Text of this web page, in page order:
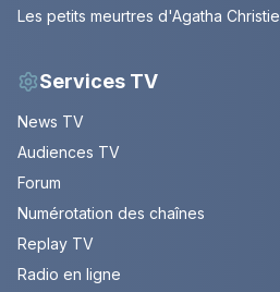
Les petits meurtres d'Agatha Christie
Services TV
News TV
Audiences TV
Forum
Numérotation des chaînes
Replay TV
Radio en ligne